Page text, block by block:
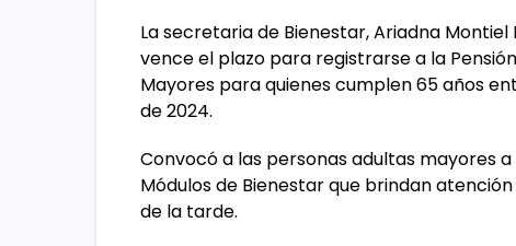
La secretaria de Bienestar, Ariadna
vence el plazo para registrarse a la
Mayores para quienes cumplen 65 años
de 2024.
Convocó a las personas adultas mayores
Módulos de Bienestar que brindan
de la tarde.